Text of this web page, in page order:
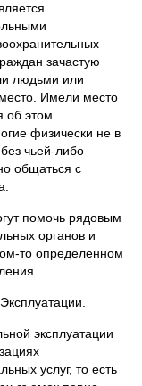
зачастую
людьми или
место. Имели место
об этом
физически не в
чьей-либо
общаться с
помочь рядовым
органов и
то определенном
эксплуатации
услуг, то есть